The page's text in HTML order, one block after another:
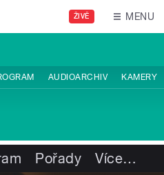
ŽIVĚ MENU
AUDIOARCHIV KAMERY
Pořady Více…